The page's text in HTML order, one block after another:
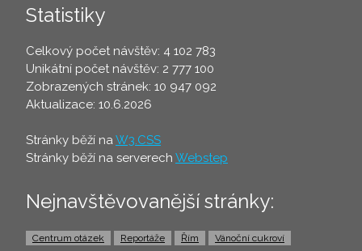
Statistiky
Celkový počet návštěv: 4 102 783
Unikátní počet návštěv: 2 777 100
Zobrazených stránek: 10 947 092
Aktualizace: 10.6.2026
Stránky běží naW3.CSS
Stránky běží na serverech Webstep
Nejnavštěvovanější stránky:
Centrum otázek Reportáže Řím Vánoční cukroví